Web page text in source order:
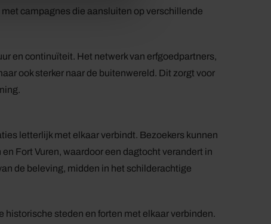
campagnes die aansluiten op verschillende
en continuïteit. Het netwerk van erfgoedpartners,
ook sterker naar de buitenwereld. Dit zorgt voor
letterlijk met elkaar verbindt. Bezoekers kunnen
Fort Vuren, waardoor een dagtocht verandert in
de beleving, midden in het schilderachtige
steden en forten met elkaar verbinden.